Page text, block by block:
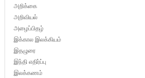
அறிக்கை
அறிவியல்
அழைப்பிதழ்
இக்கால இலக்கியம்
இதழுரை
இந்தி எதிர்ப்பு
இலக்கணம்